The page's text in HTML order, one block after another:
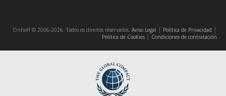
Onhoff © 2006-2026. Todos os direitos reservados. Aviso Legal | Política de Privacidad |
Política de Cookies | Condiciones de contratación